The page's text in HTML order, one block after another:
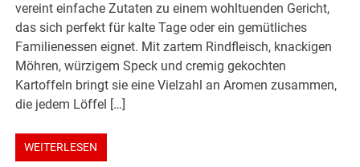
vereint einfache Zutaten zu einem wohltuenden Gericht,
das sich perfekt für kalte Tage oder ein gemütliches
Familienessen eignet. Mit zartem Rindfleisch, knackigen
Möhren, würzigem Speck und cremig gekochten
Kartoffeln bringt sie eine Vielzahl an Aromen zusammen,
die jedem Löffel […]
WEITERLESEN